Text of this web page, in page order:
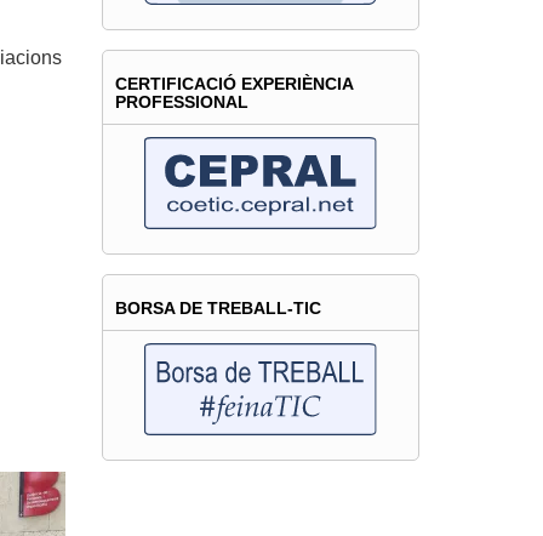
CERTIFICACIÓ EXPERIÈNCIA
PROFESSIONAL
BORSA DE TREBALL-TIC